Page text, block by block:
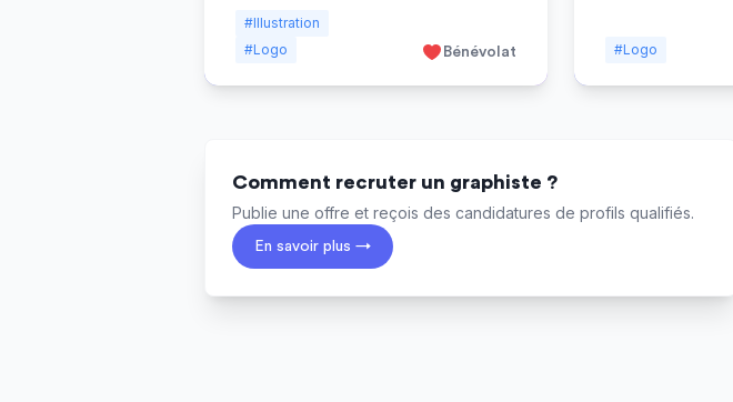
#Illustration
#Logo
Bénévolat #Logo
Comment recruter un graphiste ?
Publie une offre et reçois des candidatures de profils qualifiés.
En savoir plus →